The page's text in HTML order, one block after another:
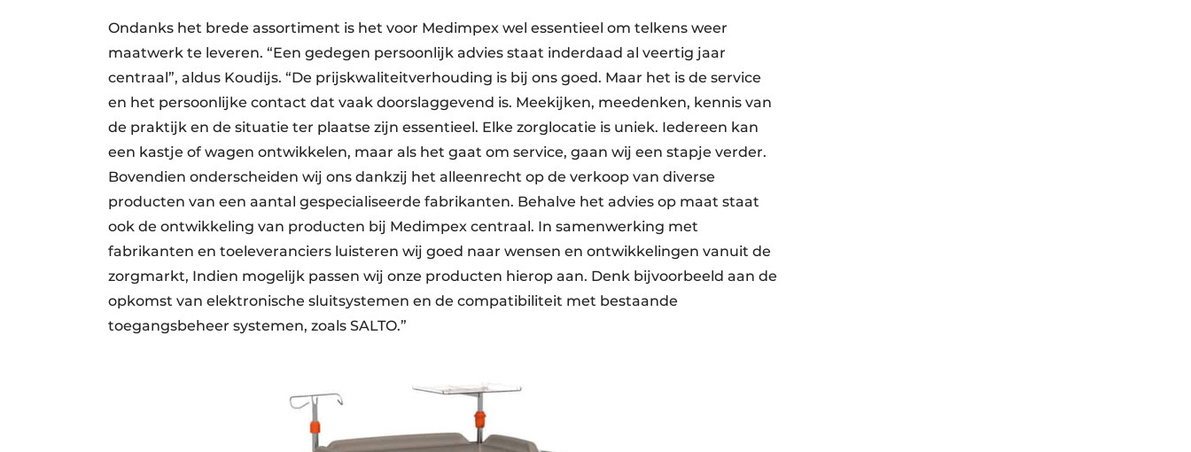
Ondanks het brede assortiment is het voor Medimpex wel essentieel om telkens weer
maatwerk te leveren. “Een gedegen persoonlijk advies staat inderdaad al veertig jaar
centraal”, aldus Koudijs. “De prijskwaliteitverhouding is bij ons goed. Maar het is de service
en het persoonlijke contact dat vaak doorslaggevend is. Meekijken, meedenken, kennis van
de praktijk en de situatie ter plaatse zijn essentieel. Elke zorglocatie is uniek. Iedereen kan
een kastje of wagen ontwikkelen, maar als het gaat om service, gaan wij een stapje verder.
Bovendien onderscheiden wij ons dankzij het alleenrecht op de verkoop van diverse
producten van een aantal gespecialiseerde fabrikanten. Behalve het advies op maat staat
ook de ontwikkeling van producten bij Medimpex centraal. In samenwerking met
fabrikanten en toeleveranciers luisteren wij goed naar wensen en ontwikkelingen vanuit de
zorgmarkt, Indien mogelijk passen wij onze producten hierop aan. Denk bijvoorbeeld aan de
opkomst van elektronische sluitsystemen en de compatibiliteit met bestaande
toegangsbeheer systemen, zoals SALTO.”